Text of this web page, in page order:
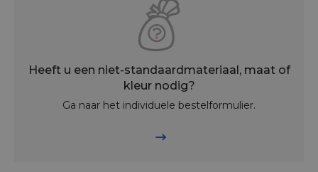
Heeft u een niet-standaardmateriaal, maat of
kleur nodig?
Ga naar het individuele bestelformulier.